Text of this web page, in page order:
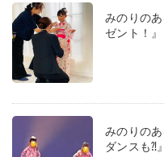
みのりの
ゼント！』
みのりの
ダンスも⁈』